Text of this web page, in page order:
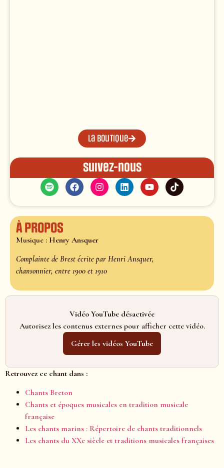
La boutique
Suivez-nous
À propos
Musique : Henry Ansquer
Complainte de Brest écrite par Henri Ansquer,
chansonnier, entre 1900 et 1910
Vidéo YouTube désactivée
Autorisez les contenus externes pour afficher cette vidéo.
Gérer les vidéos YouTube
Retrouvez ce chant dans :
Chants Breton
Chants et époques musicales en tradition musicale
française
Les chants marins : Répertoire de chants traditionnels
Les chants du XXe siècle et traditions musicales françaises